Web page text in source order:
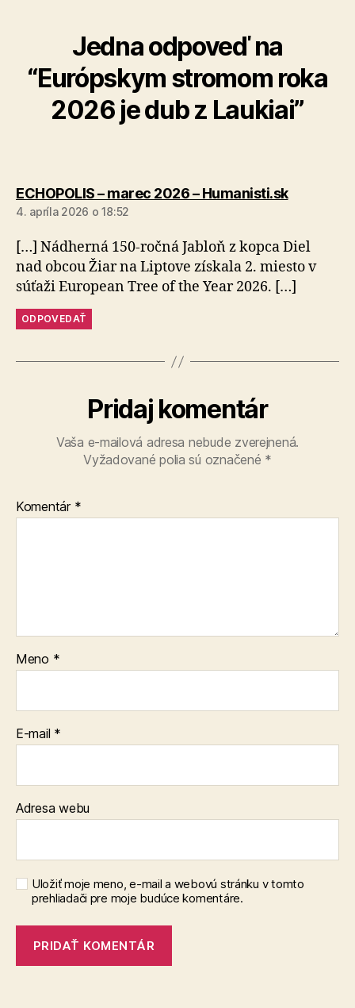
Jedna odpoveď na
“Európskym stromom roka
2026 je dub z Laukiai”
ECHOPOLIS – marec 2026 – Humanisti.skhovorí:
4. apríla 2026 o 18:52
[…] Nádherná 150-ročná Jabloň z kopca Diel
nad obcou Žiar na Liptove získala 2. miesto v
súťaži European Tree of the Year 2026. […]
ODPOVEDAŤ
Pridaj komentár
Vaša e-mailová adresa nebude zverejnená.
Vyžadované polia sú označené *
Komentár *
Meno *
E-mail *
Adresa webu
Uložiť moje meno, e-mail a webovú stránku v tomto
prehliadači pre moje budúce komentáre.